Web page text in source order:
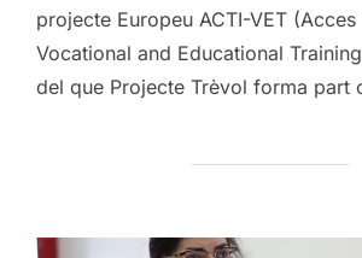
projecte Europeu ACTI-VET
Vocational and Educational
del que Projecte Trèvol forma part